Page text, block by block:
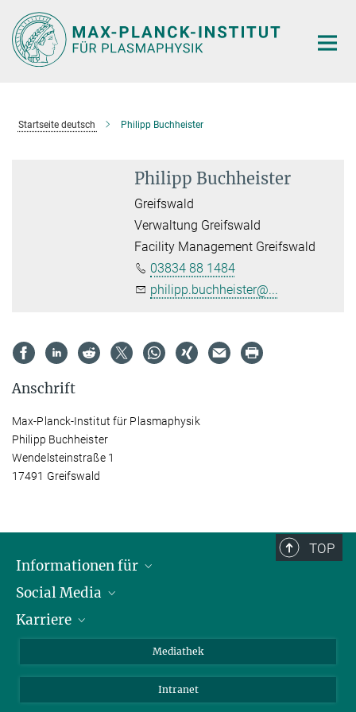
Hauptinhalt
Startseite deutsch Philipp Buchheister
Philipp Buchheister
Greifswald
Verwaltung Greifswald
Facility Management Greifswald
03834 88 1484
philipp.buchheister@...
Anschrift
Max-Planck-Institut für Plasmaphysik
Philipp Buchheister
Wendelsteinstraße 1
17491 Greifswald
TOP
Informationen für
Journalisten
Schule
Social Media
LinkedIn
Karriere
Mediathek
Intranet